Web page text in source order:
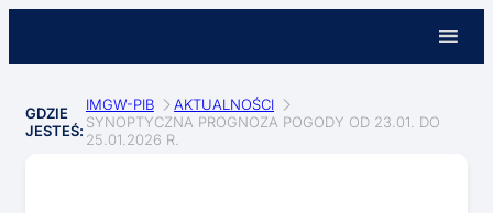
GDZIE
JESTEŚ:
IMGW-PIB
AKTUALNOŚCI
SYNOPTYCZNA PROGNOZA POGODY OD 23.01. DO
25.01.2026 R.